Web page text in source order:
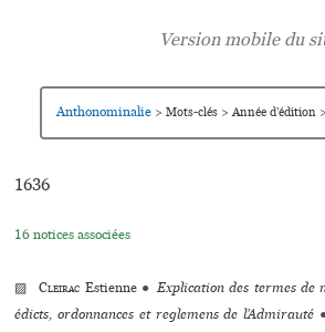
Anthonominalie > Mots-clés > Année d’édition >
1636
16 notices associées
▨Cleirac Estienne ● Explication des termes de
édicts, ordonnances et reglemens de l’Admirauté